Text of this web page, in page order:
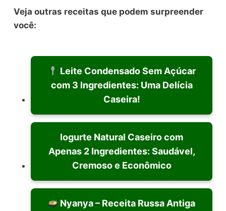
Veja outras receitas que podem surpreender
você:
Leite Condensado Sem Açúcar
com 3 Ingredientes: Uma Delícia
Caseira!
Iogurte Natural Caseiro com
Apenas 2 Ingredientes: Saudável,
Cremoso e Econômico
Nyanya – Receita Russa Antiga